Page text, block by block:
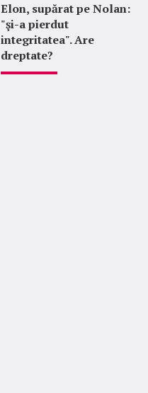
Elon, supărat pe Nolan:
"şi-a pierdut
integritatea". Are
dreptate?